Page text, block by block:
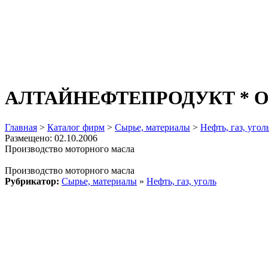
АЛТАЙНЕФТЕПРОДУКТ *
Главная > Каталог фирм > Сырье, материалы > Нефть, газ,
Размещено: 02.10.2006
Производство моторного масла
Производство моторного масла
Рубрикатор: Сырье, материалы » Нефть, газ, уголь